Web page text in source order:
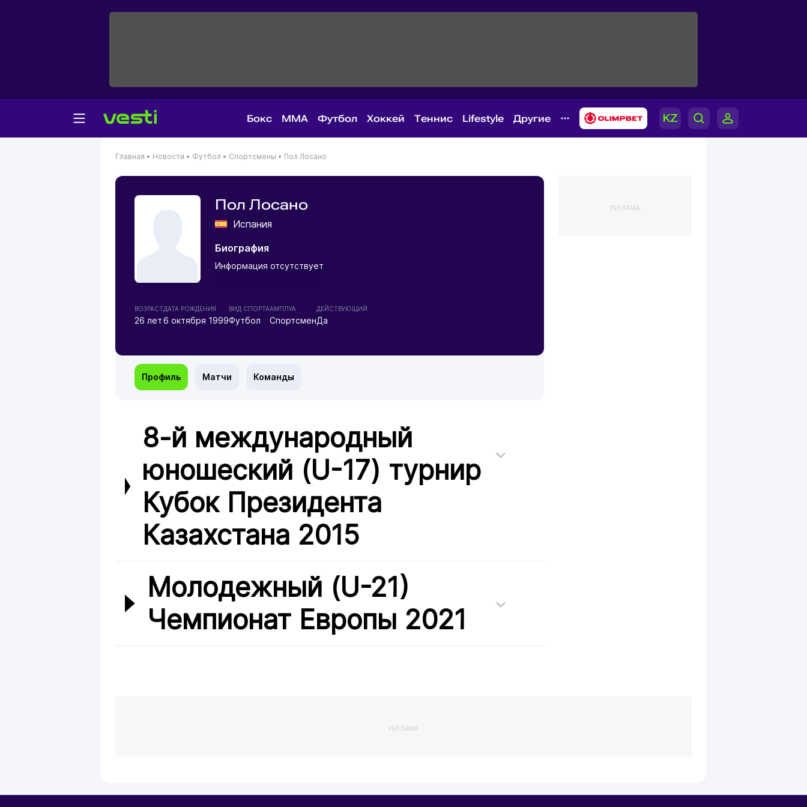
Бокс MMA Футбол Хоккей Теннис Lifestyle Другие
Главная • Новости • Футбол • Спортсмены • Пол Лосано
Пол Лосано
Испания
Биография
Информация отсутствует
ВОЗРАСТ
26 лет
ДАТА РОЖДЕНИЯ
6 октября 1999
ВИД СПОРТА
Футбол
АМПЛУА
Спортсмен
ДЕЙСТВУЮЩИЙ
Да
Профиль Матчи Команды
8-й международный
юношеский (U-17) турнир
Кубок Президента
Казахстана 2015
Молодежный (U-21)
Чемпионат Европы 2021
РЕКЛАМА
РЕКЛАМА